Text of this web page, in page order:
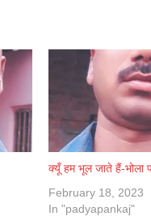
क्यूँ हम भूल जाते हैं-भोला
February 18, 2023
In "padyapankaj"